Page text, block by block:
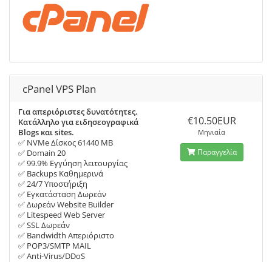
cPanel VPS Plan
Για απεριόριστες δυνατότητες.
Κατάλληλο για ειδησεογραφικά
Blogs και sites.
✅ NVMe Δίσκος 61440 MB
✅ Domain 20
✅ 99.9% Εγγύηση λειτουργίας
✅ Backups Καθημερινά
✅ 24/7 Υποστήριξη
✅ Εγκατάσταση Δωρεάν
✅ Δωρεάν Website Builder
✅ Litespeed Web Server
✅ SSL Δωρεάν
✅ Bandwidth Απεριόριστο
✅ POP3/SMTP MAIL
✅ Anti-Virus/DDoS
€10.50EUR
Μηνιαία
Παραγγελία